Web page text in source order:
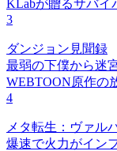
KLabが贈るサバイ
3
ダンジョン見聞録
最弱の下僕から迷
WEBTOON原作の
4
メタ転生：ヴァル
爆速で火力がイン